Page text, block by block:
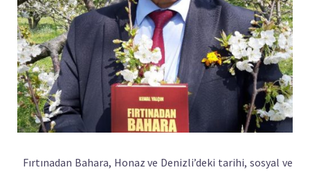
Fırtınadan Bahara, Honaz ve Denizli’deki tarihi, sosyal ve